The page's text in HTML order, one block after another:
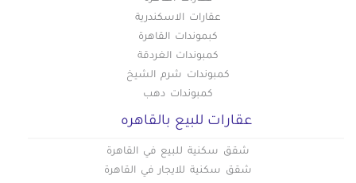
عقارات الاسكندرية
كبموندات القاهرة
كمبوندات الغردقة
كمبوندات شرم الشيخ
كمبوندات دهب
عقارات للبيع بالقاهره
شقق سكنية للبيع في القاهرة
شقق سكنية للايجار في القاهرة